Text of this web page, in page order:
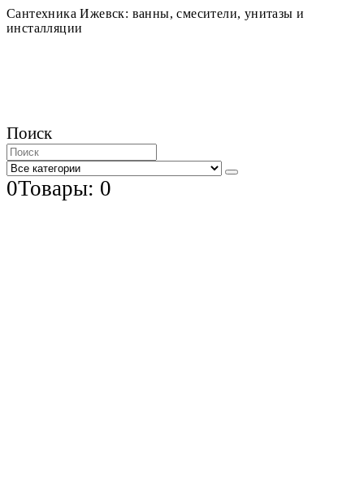
Сантехника Ижевск: ванны, смесители, унитазы и
инсталляции
Поиск
0Товары: 0